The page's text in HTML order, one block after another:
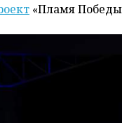
«Пламя